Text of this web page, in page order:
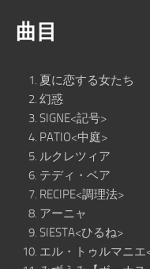
曲目
夏に恋する女たち
幻惑
SIGNE<記号>
PATIO<中庭>
ルクレツィア
テディ・ベア
RECIPE<調理法>
アーニャ
SIESTA<ひるね>
エル・トゥルマニエ